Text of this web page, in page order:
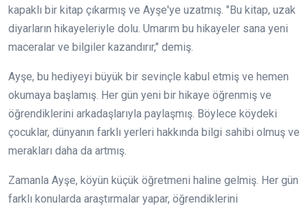
kapaklı bir kitap çıkarmış ve Ayşe'ye uzatmış. "Bu kitap, uzak
diyarların hikayeleriyle dolu. Umarım bu hikayeler sana yeni
maceralar ve bilgiler kazandırır," demiş.
Ayşe, bu hediyeyi büyük bir sevinçle kabul etmiş ve hemen
okumaya başlamış. Her gün yeni bir hikaye öğrenmiş ve
öğrendiklerini arkadaşlarıyla paylaşmış. Böylece köydeki
çocuklar, dünyanın farklı yerleri hakkında bilgi sahibi olmuş ve
merakları daha da artmış.
Zamanla Ayşe, köyün küçük öğretmeni haline gelmiş. Her gün
farklı konularda araştırmalar yapar, öğrendiklerini